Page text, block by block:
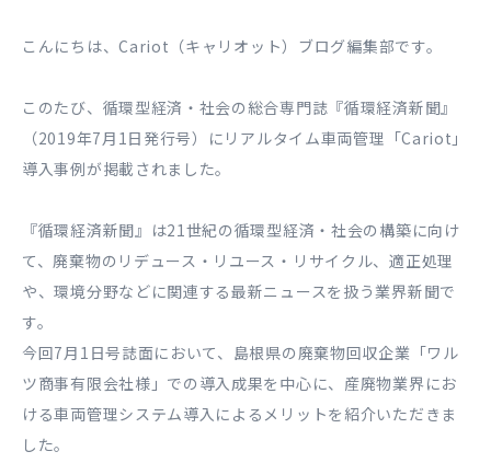
こんにちは、Cariot（キャリオット）ブログ編集部です。
このたび、循環型経済・社会の総合専門誌『循環経済新聞』
（2019年7月1日発行号）にリアルタイム車両管理「Cariot」
導入事例が掲載されました。
『循環経済新聞』は21世紀の循環型経済・社会の構築に向け
て、廃棄物のリデュース・リユース・リサイクル、適正処理
や、環境分野などに関連する最新ニュースを扱う業界新聞で
す。
今回7月1日号誌面において、島根県の廃棄物回収企業「ワル
ツ商事有限会社様」での導入成果を中心に、産廃物業界にお
ける車両管理システム導入によるメリットを紹介いただきま
した。